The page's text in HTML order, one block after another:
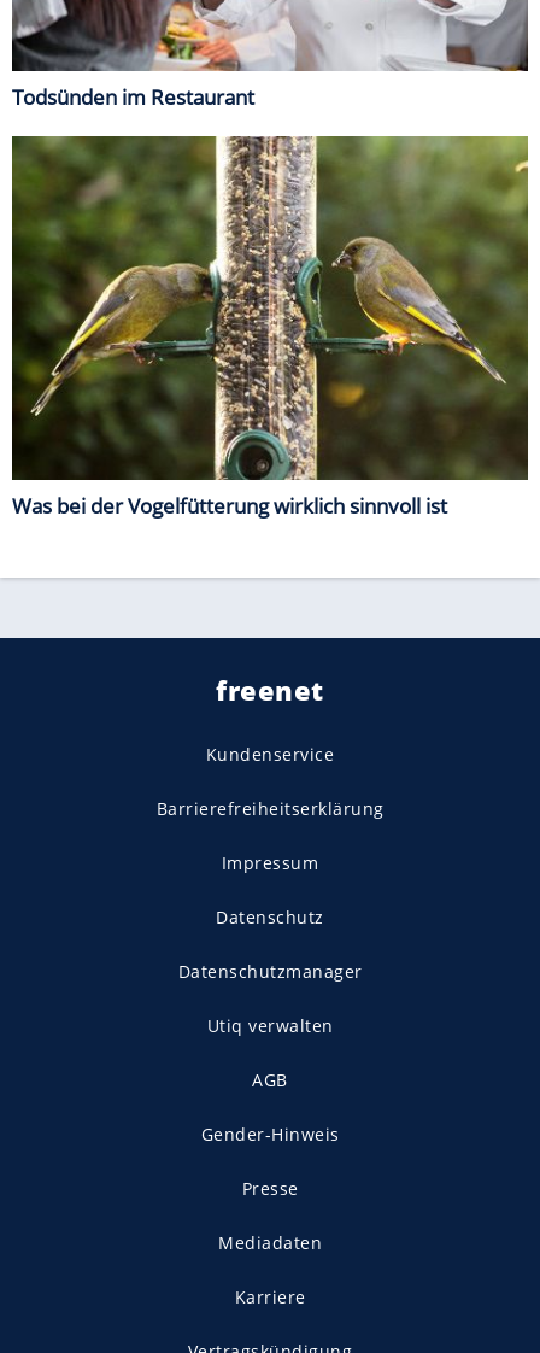
Todsünden im Restaurant
Was bei der Vogelfütterung wirklich sinnvoll ist
freenet
Kundenservice
Barrierefreiheitserklärung
Impressum
Datenschutz
Datenschutzmanager
Utiq verwalten
AGB
Gender-Hinweis
Presse
Mediadaten
Karriere